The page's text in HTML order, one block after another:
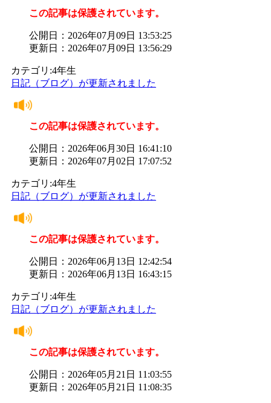
この記事は保護されています。
公開日：2026年07月09日 13:53:25
更新日：2026年07月09日 13:56:29
カテゴリ:4年生
日記（ブログ）が更新されました
この記事は保護されています。
公開日：2026年06月30日 16:41:10
更新日：2026年07月02日 17:07:52
カテゴリ:4年生
日記（ブログ）が更新されました
この記事は保護されています。
公開日：2026年06月13日 12:42:54
更新日：2026年06月13日 16:43:15
カテゴリ:4年生
日記（ブログ）が更新されました
この記事は保護されています。
公開日：2026年05月21日 11:03:55
更新日：2026年05月21日 11:08:35